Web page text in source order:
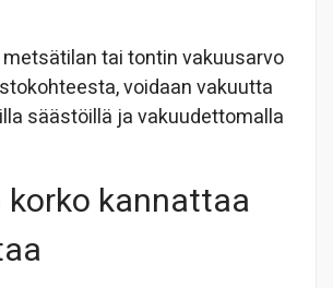
tai tontin vakuusarvo
voidaan vakuutta
säästöillä ja vakuudettomalla
korko kannattaa